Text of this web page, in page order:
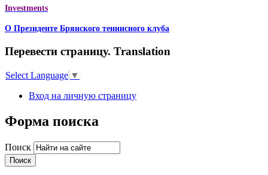
Investments
О Президенте Брянского теннисного клуба
Перевести страницу. Translation
Select Language ▼
Вход на личную страницу
Форма поиска
Поиск